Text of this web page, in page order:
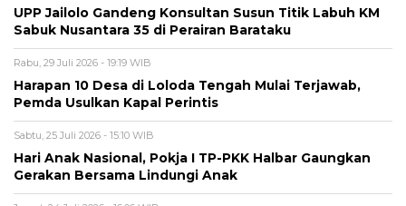
UPP Jailolo Gandeng Konsultan Susun Titik Labuh KM
Sabuk Nusantara 35 di Perairan Barataku
Rabu, 29 Juli 2026 - 19:19 WIB
Harapan 10 Desa di Loloda Tengah Mulai Terjawab,
Pemda Usulkan Kapal Perintis
Sabtu, 25 Juli 2026 - 15:10 WIB
Hari Anak Nasional, Pokja I TP-PKK Halbar Gaungkan
Gerakan Bersama Lindungi Anak